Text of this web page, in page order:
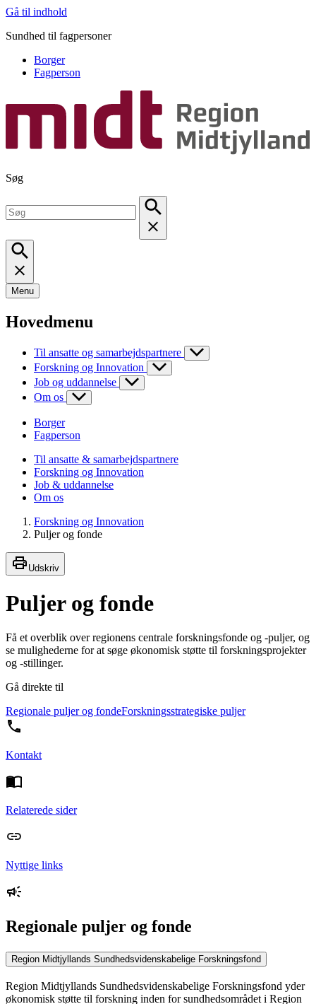
Gå til indhold
Sundhed til fagpersoner
Borger
Fagperson
Søg
Menu
Hovedmenu
Til ansatte og samarbejdspartnere
Forskning og Innovation
Job og uddannelse
Om os
Borger
Fagperson
Til ansatte & samarbejdspartnere
Forskning og Innovation
Job & uddannelse
Om os
Forskning og Innovation
Puljer og fonde
Udskriv
Puljer og fonde
Få et overblik over regionens centrale forskningsfonde og -puljer, og
se mulighederne for at søge økonomisk støtte til forskningsprojekter
og -stillinger.
Gå direkte til
Regionale puljer og fondeForskningsstrategiske puljer
Kontakt
Relaterede sider
Nyttige links
Regionale puljer og fonde
Region Midtjyllands Sundhedsvidenskabelige Forskningsfond
Region Midtjyllands Sundhedsvidenskabelige Forskningsfond yder
økonomisk støtte til forskning inden for sundhedsområdet i Region